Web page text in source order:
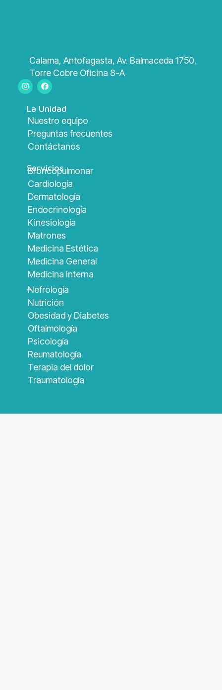
Calama, Antofagasta, Av. Balmaceda 1750,
Torre Cobre Oficina 8-A
La Unidad
Nuestro equipo
Preguntas frecuentes
Contáctanos
Servicios
Broncopulmonar
Cardiología
Dermatología
Endocrinología
Kinesiología
Matrones
Medicina Estética
Medicina General
Medicina Interna
_
Nefrología
Nutrición
Obesidad y Diabetes
Oftalmología
Psicología
Reumatología
Terapia del dolor
Traumatología